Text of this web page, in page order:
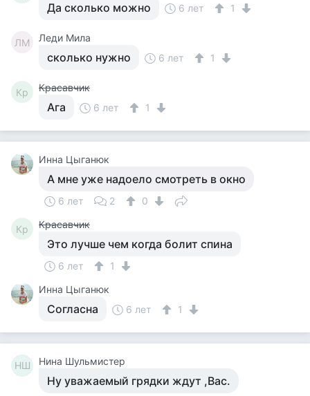
Да сколько можно 6 лет 1
ЛМ Леди Мила
сколько нужно 6 лет 1
Кр Красавчик
Ага 6 лет 1
Инна Цыганюк
А мне уже надоело смотреть в окно
6 лет 2 0
Кр Красавчик
Это лучше чем когда болит спина
6 лет
1
Инна Цыганюк
Согласна 6 лет 1
НШ Нина Шульмистер
Ну уважаемый грядки ждут ,Вас.